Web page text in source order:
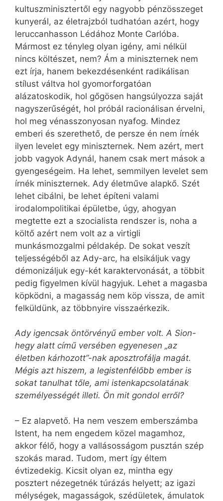
kultuszminisztertől egy nagyobb pénzösszeget
kunyerál, az életrajzból tudhatóan azért, hogy
leruccanhasson Lédához Monte Carlóba.
Mármost ez tényleg olyan igény, ami nélkül
nincs költészet, nem? Ám a miniszternek nem
ezt írja, hanem bekezdésenként radikálisan
stílust váltva hol gyomorforgatóan
alázatoskodik, hol gőgösen hangsúlyozza saját
nagyszerűségét, hol próbál racionálisan érvelni,
hol meg vénasszonyosan nyafog. Mindez
emberi és szerethető, de persze én nem írnék
ilyen levelet egy miniszternek. Nem azért, mert
jobb vagyok Adynál, hanem csak mert mások a
gyengeségeim. Ha lehet, semmilyen levelet sem
írnék miniszternek. Ady életműve alapkő. Szét
lehet cibálni, be lehet építeni valami
irodalompolitikai épületbe, úgy, ahogyan
megtette ezt a szocialista rendszer is, noha a
költő azért nem volt az a virtigli
munkásmozgalmi példakép. De sokat veszít
teljességéből az Ady-arc, ha elsikáljuk vagy
démonizáljuk egy-két karaktervonását, a többit
pedig figyelmen kívül hagyjuk. Lehet a magasba
köpködni, a magasság nem köp vissza, de amit
felküldünk, az többnyire visszaérkezik.
Ady igencsak öntörvényű ember volt. A Sion-
hegy alatt című versében egyenesen „az
életben kárhozott”-nak aposztrofálja magát.
Mégis azt hiszem, a legistenfélőbb ember is
sokat tanulhat tőle, ami istenkapcsolatának
személyességét illeti. Ön mit gondol erről?
– Ez alapvető. Ha nem veszem emberszámba
Istent, ha nem engedem közel magamhoz,
akkor félő, hogy a vallásosságom pusztán szép
szokás marad. Tudom, mert így éltem
évtizedekig. Kicsit olyan ez, mintha egy
posztert nézegetnék túrázás helyett; az igazi
mélységek, magasságok, szédületek, ámulatok